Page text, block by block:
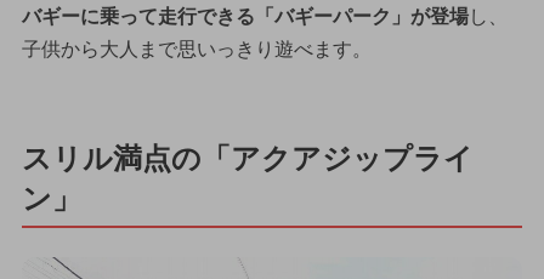
バギーに乗って走行できる「バギーパーク」が登場し、
子供から大人まで思いっきり遊べます。
スリル満点の「アクアジップライ
ン」